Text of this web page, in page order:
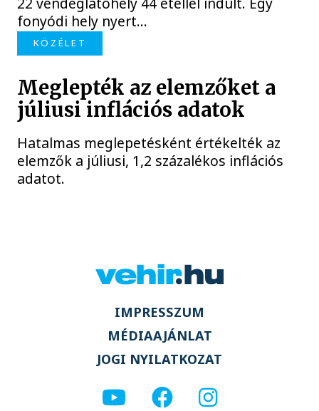
fonyódi hely nyert...
KÖZÉLET
Meglepték az elemzőket a
júliusi inflációs adatok
Hatalmas meglepetésként értékelték az
elemzők a júliusi, 1,2 százalékos inflációs
adatot.
IMPRESSZUM
MÉDIAAJÁNLAT
JOGI NYILATKOZAT